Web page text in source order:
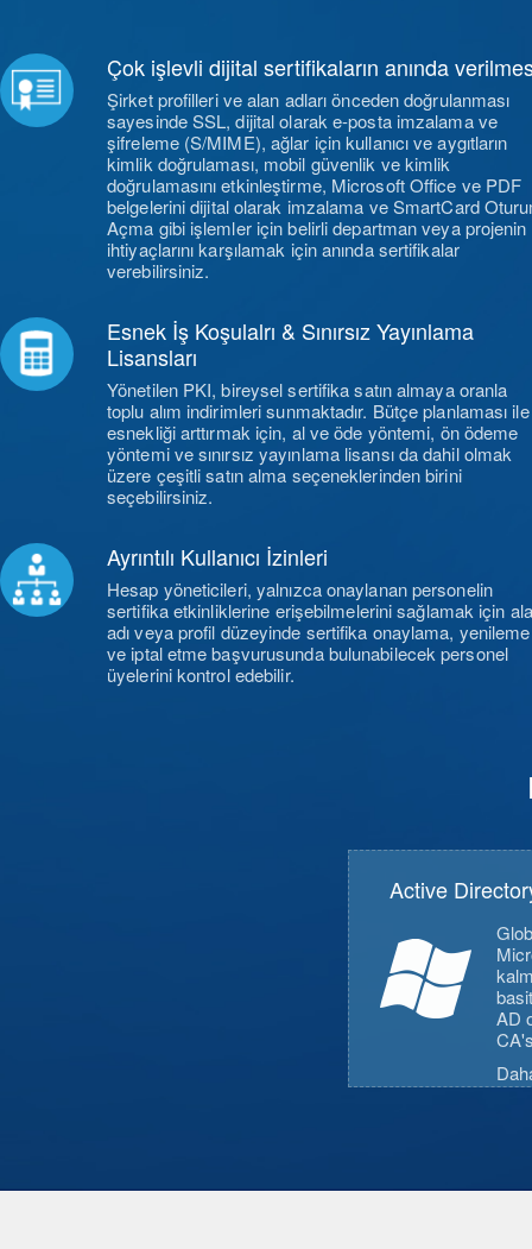
Çok işlevli dijital sertifikaların anında
Şirket profilleri ve alan adları önceden doğrulanması
sayesinde SSL, dijital olarak e-posta imzalama ve
şifreleme (S/MIME), ağlar için kullanıcı ve aygıtların
kimlik doğrulaması, mobil güvenlik ve kimlik
doğrulamasını etkinleştirme, Microsoft Office ve PDF
belgelerini dijital olarak imzalama ve SmartCard
Açma gibi işlemler için belirli departman veya projenin
ihtiyaçlarını karşılamak için anında sertifikalar
verebilirsiniz.
Esnek İş Koşulalrı & Sınırsız Yayınlama
Lisansları
Yönetilen PKI, bireysel sertifika satın almaya oranla
toplu alım indirimleri sunmaktadır. Bütçe planlaması ile
esnekliği arttırmak için, al ve öde yöntemi, ön ödeme
yöntemi ve sınırsız yayınlama lisansı da dahil olmak
üzere çeşitli satın alma seçeneklerinden birini
seçebilirsiniz.
Ayrıntılı Kullanıcı İzinleri
Hesap yöneticileri, yalnızca onaylanan personelin
sertifika etkinliklerine erişebilmelerini sağlamak için
adı veya profil düzeyinde sertifika onaylama, yenileme
ve iptal etme başvurusunda bulunabilecek personel
üyelerini kontrol edebilir.
Active
AD